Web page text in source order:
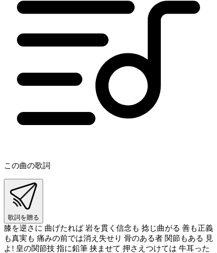
この曲の歌詞
歌詞を贈る
膝を逆さに 曲げたれば 岩を貫く信念も 捻じ曲がる 善も正義
も真実も 痛みの前では消え失せり 骨のある者 関節もある 見
よ! 皇の関節技 指に鉛筆 挟ませて 押さえつけては 牛耳った